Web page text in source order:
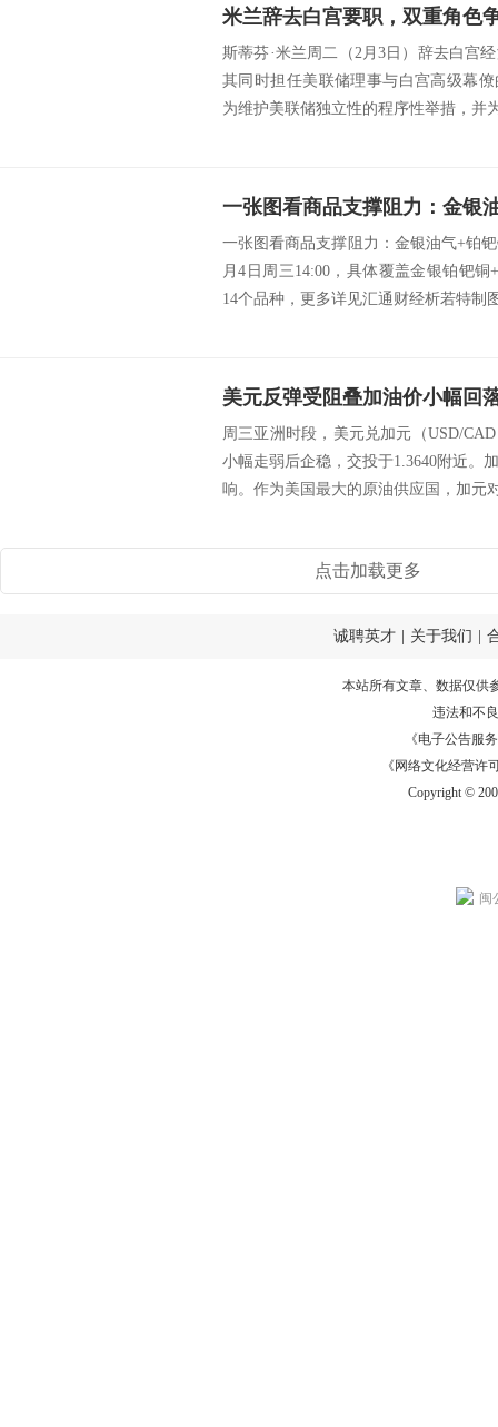
斯蒂芬·米兰周二（2月3日）辞去白宫
其同时担任美联储理事与白宫高级幕
为维护美联储独立性的程序性举措，并
一张图看商品支撑阻力：金银油气+铂
月4日周三14:00，具体覆盖金银铂钯
14个品种，更多详见汇通财经析若特制
周三亚洲时段，美元兑加元（USD/
小幅走弱后企稳，交投于1.3640附近。
响。作为美国最大的原油供应国，加元
点击加载更多
诚聘英才 关于我们
本站所有文章、数据仅供
违法和不
《电子公告服务
《网络文化经营许
Copyright ©
闽